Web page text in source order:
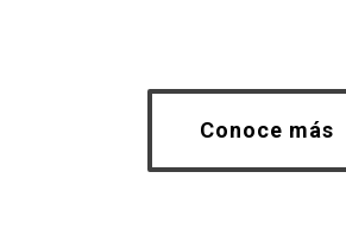
Conoce más